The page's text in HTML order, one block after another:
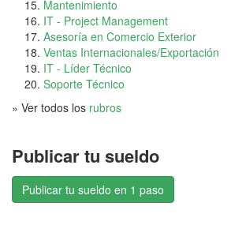
Mantenimiento
IT - Project Management
Asesoría en Comercio Exterior
Ventas Internacionales/Exportación
IT - Líder Técnico
Soporte Técnico
» Ver todos los rubros
Publicar tu sueldo
Publicar tu sueldo en 1 paso